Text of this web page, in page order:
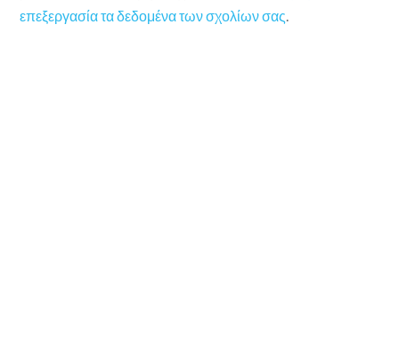
επεξεργασία τα δεδομένα των σχολίων σας